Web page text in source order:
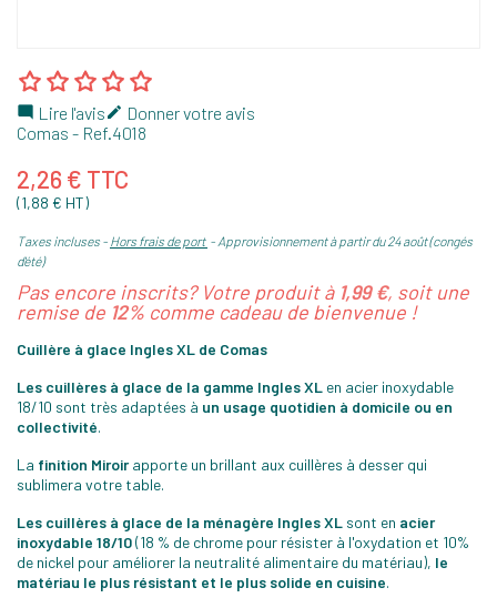
 Lire l'avis Donner votre avis
Comas - Ref. 4018
2,26 € TTC
(1,88 € HT)
Taxes incluses Hors frais de port
Approvisionnement à partir du 24 août (congés
d'été)
Pas encore inscrits? Votre produit à 1,99 €, soit une
remise de 12% comme cadeau de bienvenue !
Cuillère à glace Ingles XL de Comas
Les cuillères à glace de la gamme Ingles XL en acier inoxydable
18/10 sont très adaptées à un usage quotidien à domicile ou en
collectivité.
La finition Miroirapporte un brillant aux cuillères à desser qui
sublimera votre table.
Les cuillères à glace de la ménagère Ingles XL sont en acier
inoxydable 18/10(18 % de chrome pour résister à l'oxydation et 10%
de nickel pour améliorer la neutralité alimentaire du matériau), le
matériau le plus résistant et le plus solide en cuisine.